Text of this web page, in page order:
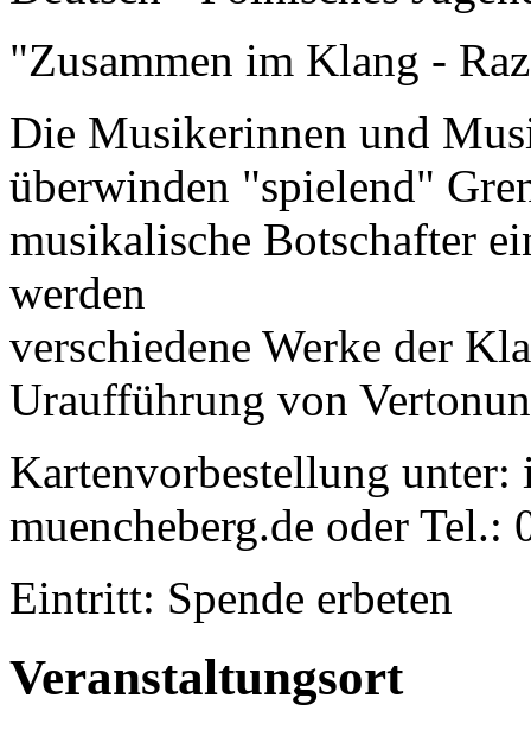
"Zusammen im Klang -
Die Musikerinnen und
überwinden "spielend"
musikalische Botschafter
werden
verschiedene Werke der
Uraufführung von
Kartenvorbestellung
muencheberg.de oder Tel.:
Eintritt: Spende erbeten
Veranstaltungsort